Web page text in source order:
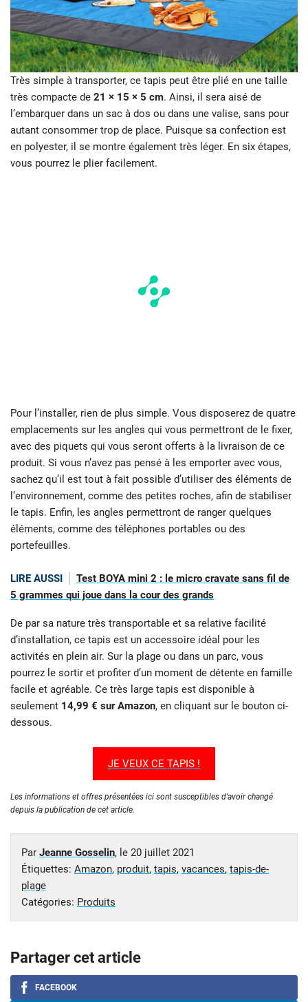
Très simple à transporter, ce tapis peut être plié en une taille
très compacte de 21 × 15 × 5 cm. Ainsi, il sera aisé de
l’embarquer dans un sac à dos ou dans une valise, sans pour
autant consommer trop de place. Puisque sa confection est
en polyester, il se montre également très léger. En six étapes,
vous pourrez le plier facilement.
Pour l’installer, rien de plus simple. Vous disposerez de quatre
emplacements sur les angles qui vous permettront de le fixer,
avec des piquets qui vous seront offerts à la livraison de ce
produit. Si vous n’avez pas pensé à les emporter avec vous,
sachez qu’il est tout à fait possible d’utiliser des éléments de
l’environnement, comme des petites roches, afin de stabiliser
le tapis. Enfin, les angles permettront de ranger quelques
éléments, comme des téléphones portables ou des
portefeuilles.
LIRE AUSSI
Test BOYA mini 2 : le micro cravate sans fil de
5 grammes qui joue dans la cour des grands
De par sa nature très transportable et sa relative facilité
d’installation, ce tapis est un accessoire idéal pour les
activités en plein air. Sur la plage ou dans un parc, vous
pourrez le sortir et profiter d’un moment de détente en famille
facile et agréable. Ce très large tapis est disponible à
seulement 14,99 € sur Amazon, en cliquant sur le bouton ci-
dessous.
JE VEUX CE TAPIS !
Les informations et offres présentées ici sont susceptibles d’avoir changé
depuis la publication de cet article.
Par Jeanne Gosselin, le 20 juillet 2021
Étiquettes: Amazon, produit, tapis, vacances, tapis-de-
plage
Catégories: Produits
Partager cet article
FACEBOOK